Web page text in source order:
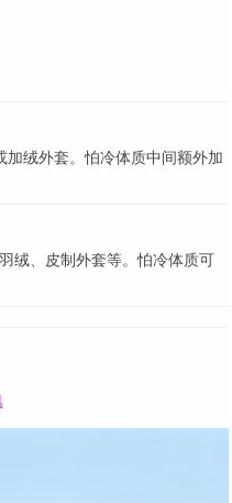
绒外套。怕冷体质中间额外加
绒、皮制外套等。怕冷体质可